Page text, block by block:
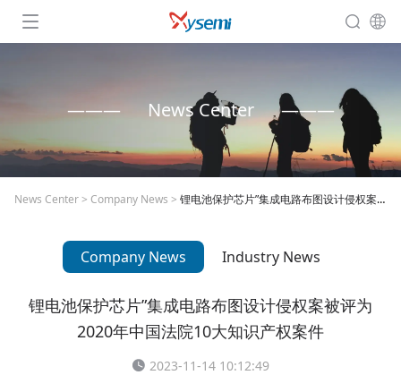
News Center
News Center> Company News > 锂电池保护芯片”集成电路布图设计侵权案被评为2020年中国法院10大知识产权案件
Company News Industry News
锂电池保护芯片”集成电路布图设计侵权案被评为
2020年中国法院10大知识产权案件
2023-11-14 10:12:49